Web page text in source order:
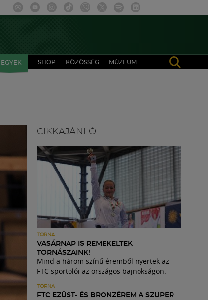
SHOP KÖZÖSSÉG MÚZEUM
CIKKAJÁNLÓ
TORNA
VASÁRNAP IS REMEKELTEK
TORNÁSZAINK!
Mind a három színű éremből nyertek az
FTC sportolói az országos bajnokságon.
TORNA
FTC EZÜST- ÉS BRONZÉREM A SZUPER